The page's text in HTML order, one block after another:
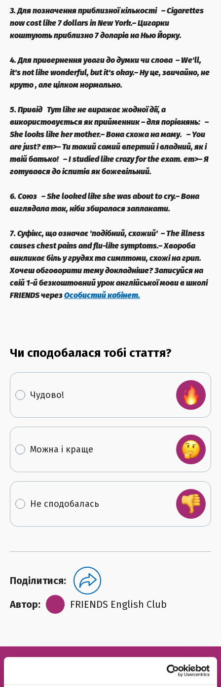
3. Для позначення приблизної кількості – Cigarettes
now costlike7 dollars in New York.– Цигарки
коштуютьприблизно7 доларів на Нью Йорку.
4. Для привернення уваги до думки чи слова – We'll,
it's notlikewonderful, but it's okay.– Ну це, звичайно, не
круто , але цілком нормально.
5. Привід Тутlikeне виражає жодної дії, а
використовується як прийменник–для порівнянь: –
Shelooks likeher mother.– Вонасхожана маму. – You
are just? em>– Титакий самийвпертий і владний, як і
твій батько! – I studiedlikecrazy for the exam. em>– Я
готувався до іспитівякбожевільний.
6. Союз – Shelooked likeshe was about to cry.– Вона
виглядалатак, нібизбиралася заплакати.
7. Суфікс, що означає 'подібний, схожий' – The illness
causes chest pains andflu-likesymptoms.– Хвороба
викликає біль у грудях та симптоми, схожі на грип.
Хочеш обговорити тему докладніше? Записуйся на
свій 1-й безкоштовний урок англійської мови в школі
FRIENDS черезОсобистий кабінет.
Чи сподобалася тобі стаття?
Чудово!
Можна і краще
Не сподобалась
Поділитися:
Автор:
FRIENDS English Club